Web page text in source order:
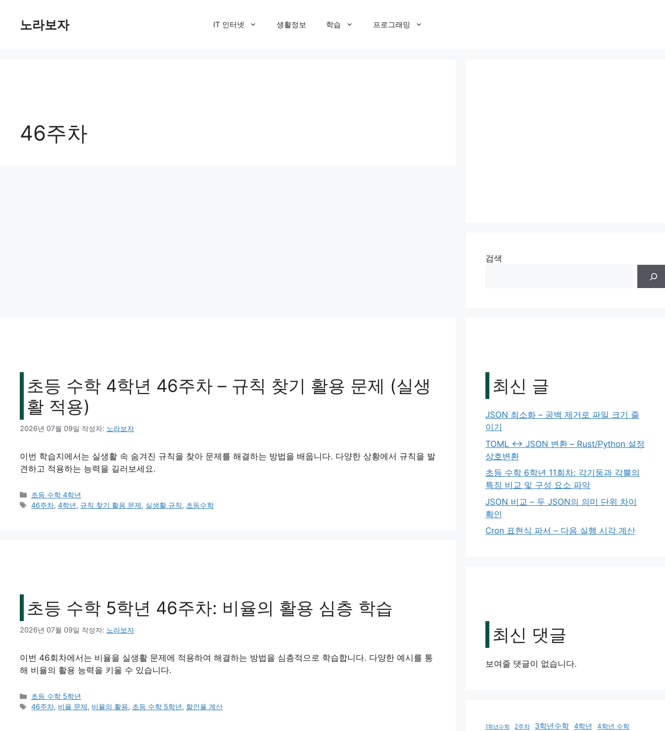
노라보자 IT 인터넷 생활정보 학습 프로그래밍
46주차
초등 수학 4학년 46주차 – 규칙 찾기 활용 문제 (실생
활 적용)
2026년 07월 09일 작성자: 노라보자
이번 학습지에서는 실생활 속 숨겨진 규칙을 찾아 문제를 해결하는 방법을 배웁니다. 다양한 상황에서 규칙을 발
견하고 적용하는 능력을 길러보세요.
카
테
초등 수학 4학년
태
46주차,4학년, 규칙 찾기 활용 문제, 실생활 규칙, 초등수학
초등 수학 5학년 46주차: 비율의 활용 심층 학습
2026년 07월 09일 작성자: 노라보자
이번 46회차에서는 비율을 실생활 문제에 적용하여 해결하는 방법을 심층적으로 학습합니다. 다양한 예시를 통
해 비율의 활용 능력을 키울 수 있습니다.
카
테
초등 수학 5학년
태
46주차, 비율 문제, 비율의 활용, 초등 수학 5학년, 할인율 계산
검색
최신 글
JSON 최소화 – 공백 제거로 파일 크기 줄
이기
TOML ↔ JSON 변환 – Rust/Python 설정
상호변환
초등 수학 6학년 11회차: 각기둥과 각뿔의
특징 비교 및 구성 요소 파악
JSON 비교 – 두 JSON의 의미 단위 차이
확인
Cron 표현식 파서 – 다음 실행 시각 계산
최신 댓글
보여줄 댓글이 없습니다.
1학년수학 2주차 3학년수학 4학년 4학년 수학